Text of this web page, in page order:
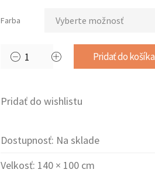
Farba
Pridať do košíka
Pridať do wishlistu
Dostupnosť: Na sklade
Velkosť: 140 × 100 cm